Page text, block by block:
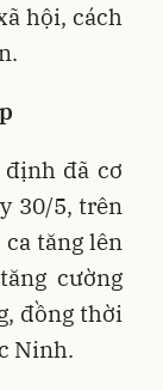
hội, cách
đã cơ
30/5, trên
ca tăng lên
cường
đồng thời
Ninh.